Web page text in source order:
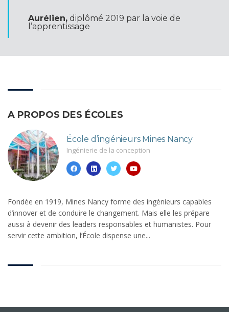
Aurélien, diplômé 2019 par la voie de
l’apprentissage
A PROPOS DES ÉCOLES
École d’ingénieurs Mines Nancy
Ingénierie de la conception
Fondée en 1919, Mines Nancy forme des ingénieurs capables
d’innover et de conduire le changement. Mais elle les prépare
aussi à devenir des leaders responsables et humanistes. Pour
servir cette ambition, l’École dispense une...